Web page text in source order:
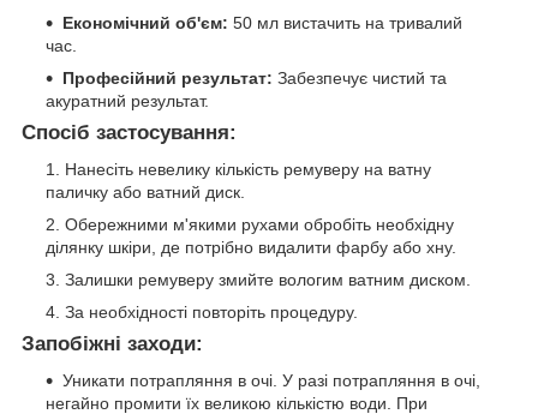
Економічний об'єм: 50 мл вистачить на тривалий
час.
Професійний результат: Забезпечує чистий та
акуратний результат.
Спосіб застосування:
Нанесіть невелику кількість ремуверу на ватну
паличку або ватний диск.
Обережними м'якими рухами обробіть необхідну
ділянку шкіри, де потрібно видалити фарбу або хну.
Залишки ремуверу змийте вологим ватним диском.
За необхідності повторіть процедуру.
Запобіжні заходи:
Уникати потрапляння в очі. У разі потрапляння в очі,
негайно промити їх великою кількістю води. При